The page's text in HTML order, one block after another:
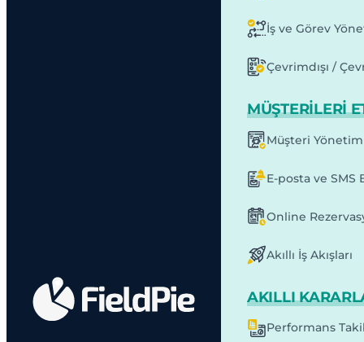
İş ve Görev
Çevrimdışı /
MÜŞTERILERI
Müşteri
E-posta ve
Online
Akıllı İş Akışları
AKILLI
Performans